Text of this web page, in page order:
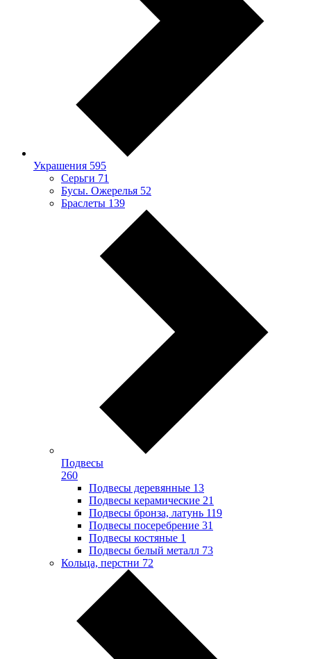
Украшения 595
Серьги 71
Бусы. Ожерелья 52
Браслеты 139
Подвесы
260
Подвесы деревянные 13
Подвесы керамические 21
Подвесы бронза, латунь 119
Подвесы посеребрение 31
Подвесы костяные 1
Подвесы белый металл 73
Кольца, перстни 72